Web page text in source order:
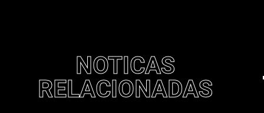
NOTICAS
RELACIONADAS